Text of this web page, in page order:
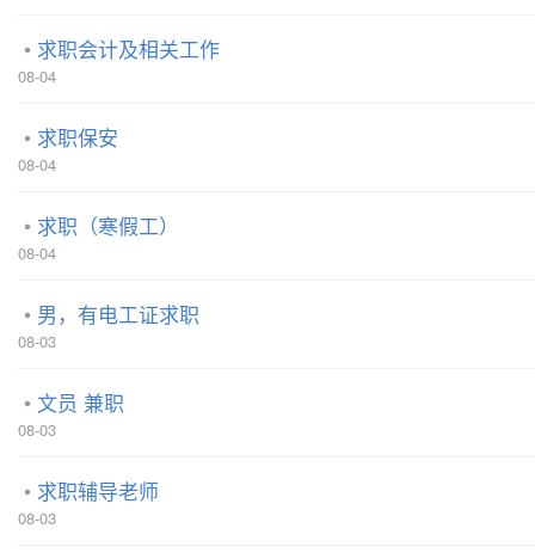
求职会计及相关工作
08-04
求职保安
08-04
求职（寒假工）
08-04
男，有电工证求职
08-03
文员 兼职
08-03
求职辅导老师
08-03